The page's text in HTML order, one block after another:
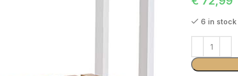
6 in stock